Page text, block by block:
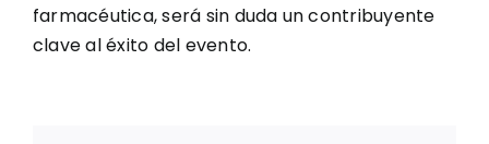
farmacéutica, será sin duda un contribuyente
clave al éxito del evento.